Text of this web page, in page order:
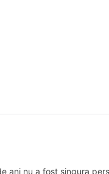
ani nu a fost singura